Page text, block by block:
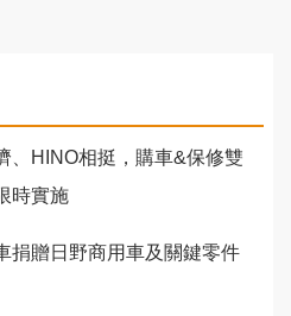
、HINO相挺，購車&保修雙
時實施
捐贈日野商用車及關鍵零件